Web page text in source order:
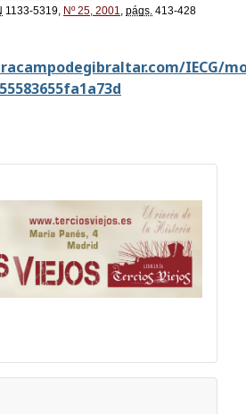
1133-5319, Nº 25, 2001 págs. 413-428
IECG/